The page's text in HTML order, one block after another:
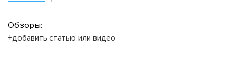
Обзоры:
+добавить статью или видео